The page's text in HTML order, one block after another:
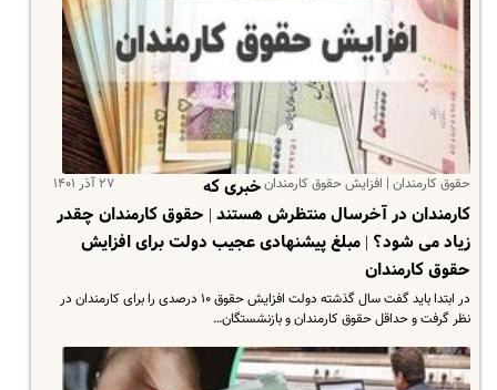
حقوق کارمندان | افزایش حقوق کارمندان ۲۷ آذر ۱۴۰۱
خبری که
کارمندان در آخرسال منتظرش هستند | حقوق کارمندان چقدر
زیاد می شود؟ | مبلغ پیشنهادی عجیب دولت برای افزایش
حقوق کارمندان
در ابتدا باید گفت سال گذشته دولت افزایش حقوق ۱۰ درصدی را برای کارمندان در
نظر گرفت و حداقل حقوق کارمندان و بازنشستگان…